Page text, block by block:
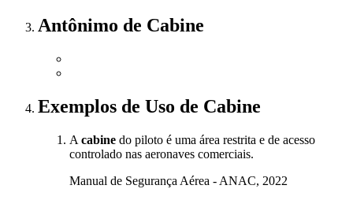
Antônimo de Cabine
Exemplos de Uso de Cabine
A cabine do piloto é uma área restrita e de acesso
controlado nas aeronaves comerciais.
Manual de Segurança Aérea - ANAC, 2022